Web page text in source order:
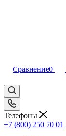
Сравнение0
Телефоны
+7 (800) 250 70 01